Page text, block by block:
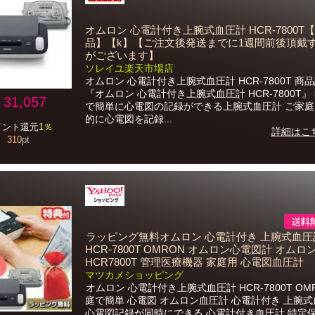
31,057
ト還元1％
310pt
オムロン 心電計付き上腕式血圧計 HCR-7800T
品】【k】【ご注文後発送までに1週間前後頂戴
がございます】
ソレイユ楽天市場店
オムロン 心電計付き上腕式血圧計 HCR-7800T 商
『オムロン 心電計付き上腕式血圧計 HCR-7800T』
で簡単に心電図の記録ができる上腕式血圧計 ご家
的に心電図を記録...
詳細はこ
ラッピング無料オムロン 心電計付き 上腕式血圧
HCR-7800T OMRON オムロン心電図計 オムロ
HCR7800T 管理医療機器 家庭用 心電図血圧計
マツカメショッピング
オムロン 心電計付き上腕式血圧計 HCR-7800T
庭で簡単 心電図 オムロン血圧計 心電計付き 上腕